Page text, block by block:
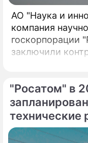
АО "Наука и
компания
госкорпорации
заключили
воздушных
производства. Компании первыми в России
реализовали
созданию
фильтров для
самолетов
"Росатом" в
технические